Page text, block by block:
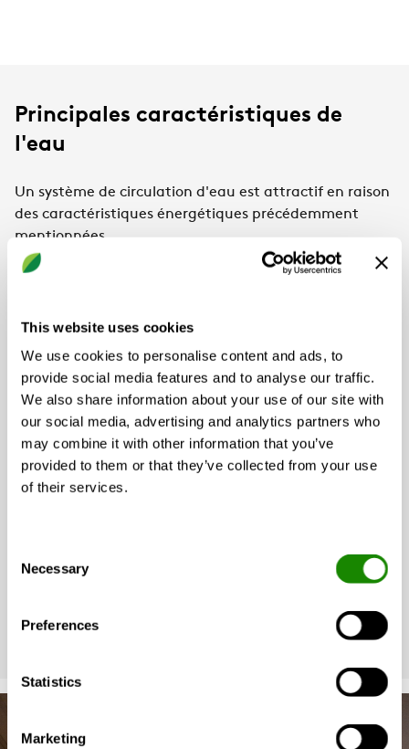
This website uses cookies
We use cookies to personalise content and ads, to
provide social media features and to analyse our traffic.
We also share information about your use of our site with
our social media, advertising and analytics partners who
may combine it with other information that you’ve
provided to them or that they’ve collected from your use
of their services.
Selection
Necessary
Preferences
Statistics
Marketing
Principales caractéristiques de
l'eau
Un système de circulation d'eau est attractif en raison
des caractéristiques énergétiques précédemment
mentionnées.
La plupart des produits sont conçus pour utiliser
diffuseurs. En fonction des besoins à l'intérieur du
bâtiment, différents produits peuvent permettre
d'introduire de la chaleur ou du froid dans la pièce
dans une ou plusieurs directions et à une vitesse élevée
ou basse.
Dans le cadre d'un projet de rénovation, un système de
Enfin, ce type de système nécessite un investissement